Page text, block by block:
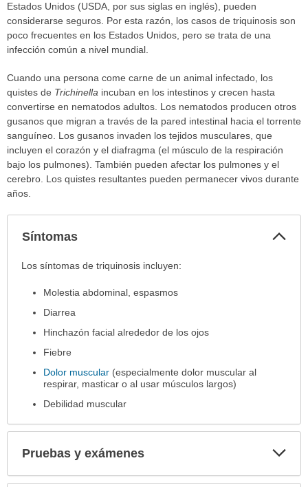
Estados Unidos (USDA, por sus siglas en inglés), pueden
considerarse seguros. Por esta razón, los casos de triquinosis son
poco frecuentes en los Estados Unidos, pero se trata de una
infección común a nivel mundial.
Cuando una persona come carne de un animal infectado, los
quistes de Trichinella incuban en los intestinos y crecen hasta
convertirse en nematodos adultos. Los nematodos producen otros
gusanos que migran a través de la pared intestinal hacia el torrente
sanguíneo. Los gusanos invaden los tejidos musculares, que
incluyen el corazón y el diafragma (el músculo de la respiración
bajo los pulmones). También pueden afectar los pulmones y el
cerebro. Los quistes resultantes pueden permanecer vivos durante
años.
Síntomas
Síntomas
extendido.
Los síntomas de triquinosis incluyen:
Molestia abdominal, espasmos
Diarrea
Hinchazón facial alrededor de los ojos
Fiebre
Dolor muscular (especialmente dolor muscular al
respirar, masticar o al usar músculos largos)
Debilidad muscular
Pruebas y exámenes